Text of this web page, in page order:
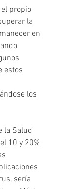
propio
la
en
estos
los
la Salud
10 y 20%
sería